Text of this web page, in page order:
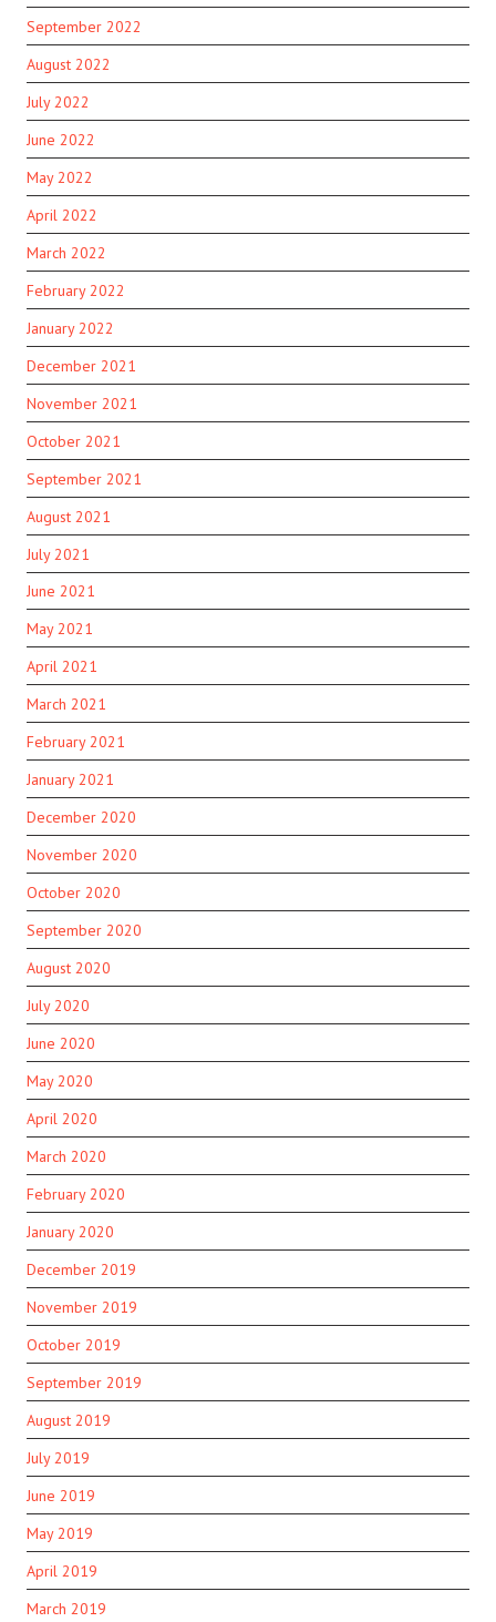
September 2022
August 2022
July 2022
June 2022
May 2022
April 2022
March 2022
February 2022
January 2022
December 2021
November 2021
October 2021
September 2021
August 2021
July 2021
June 2021
May 2021
April 2021
March 2021
February 2021
January 2021
December 2020
November 2020
October 2020
September 2020
August 2020
July 2020
June 2020
May 2020
April 2020
March 2020
February 2020
January 2020
December 2019
November 2019
October 2019
September 2019
August 2019
July 2019
June 2019
May 2019
April 2019
March 2019